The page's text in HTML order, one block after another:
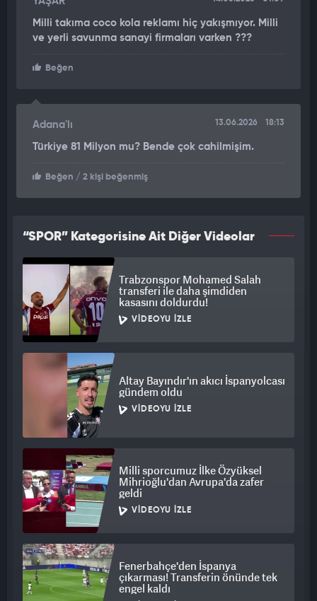
Milli takıma coco kola reklamı hiç yakışmıyor. Milli
ve yerli savunma sanayi firmaları varken ???
Beğen
Adana'lı 13.06.2026 18:13
Türkiye 81 Milyon mu? Bende çok cahilmişim.
Beğen / 2 kişi beğenmiş
“SPOR” Kategorisine Ait Diğer Videolar
Trabzonspor Mohamed Salah
transferi ile daha şimdiden
kasasını doldurdu!
VIDEOYU İZLE
Altay Bayındır'ın akıcı İspanyolcası
gündem oldu
VIDEOYU İZLE
Milli sporcumuz İlke Özyüksel
Mihrioğlu'dan Avrupa'da zafer
geldi
VIDEOYU İZLE
Fenerbahçe'den İspanya
çıkarması! Transferin önünde tek
engel kaldı